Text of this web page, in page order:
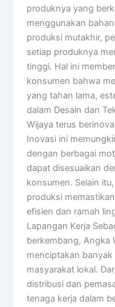
produknya yang
menggunakan
produksi mutakhir,
setiap produknya
tinggi. Hal ini
konsumen bahwa
yang tahan lama,
dalam Desain dan
Wijaya terus
Inovasi ini
dengan berbagai
dapat disesuaikan
konsumen. Selain
produksi
efisien dan ramah
Lapangan Kerja
berkembang, Angka
menciptakan
masyarakat lokal.
distribusi dan
tenaga kerja dalam